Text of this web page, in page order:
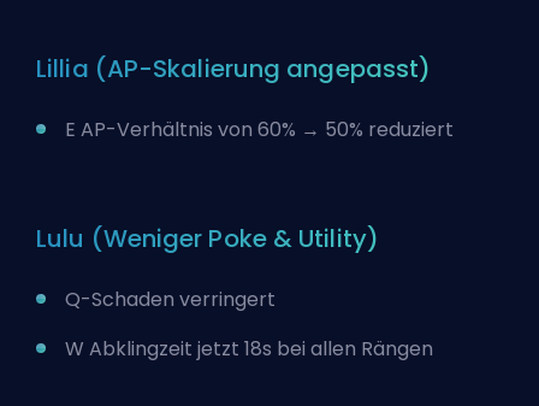
Lillia (AP-Skalierung angepasst)
E AP-Verhältnis von 60% → 50% reduziert
Lulu (Weniger Poke & Utility)
Q-Schaden verringert
W Abklingzeit jetzt 18s bei allen Rängen